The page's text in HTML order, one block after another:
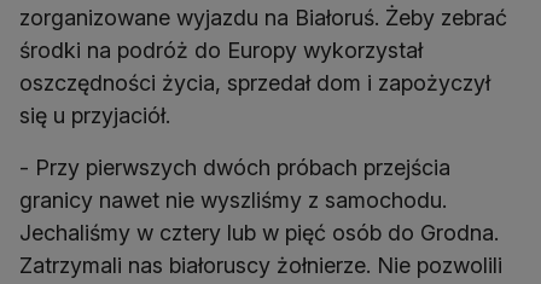
zorganizowane wyjazdu na Białoruś. Żeby zebrać
środki na podróż do Europy wykorzystał
oszczędności życia, sprzedał dom i zapożyczył
się u przyjaciół.
- Przy pierwszych dwóch próbach przejścia
granicy nawet nie wyszliśmy z samochodu.
Jechaliśmy w cztery lub w pięć osób do Grodna.
Zatrzymali nas białoruscy żołnierze. Nie pozwolili